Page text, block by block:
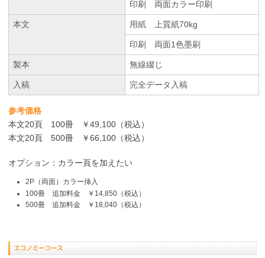
印刷 両面カラー印刷
本文 用紙 上質紙70kg
印刷 両面1色墨刷
製本 無線綴じ
入稿 完全データ入稿
参考価格
本文20頁 100冊 ￥49,100（税込）
本文20頁 500冊 ￥66,100（税込）
オプション：カラー頁を加えたい
2P（両面）カラー挿入
100冊 追加料金 ￥14,850（税込）
500冊 追加料金 ￥18,040（税込）